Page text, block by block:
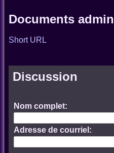
Documents
Short URL
Discussion
Nom complet:
Adresse de courriel: